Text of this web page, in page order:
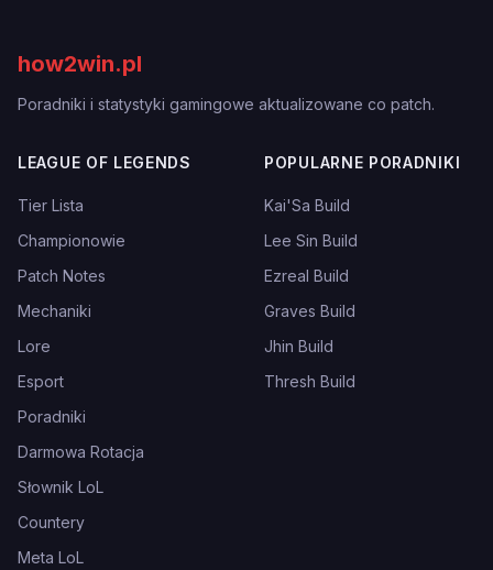
how2win.pl
Poradniki i statystyki gamingowe aktualizowane co patch.
LEAGUE OF LEGENDS
Tier Lista
Championowie
Patch Notes
Mechaniki
Lore
Esport
Poradniki
Darmowa Rotacja
Słownik LoL
Countery
Meta LoL
POPULARNE PORADNIKI
Kai'Sa Build
Lee Sin Build
Ezreal Build
Graves Build
Jhin Build
Thresh Build